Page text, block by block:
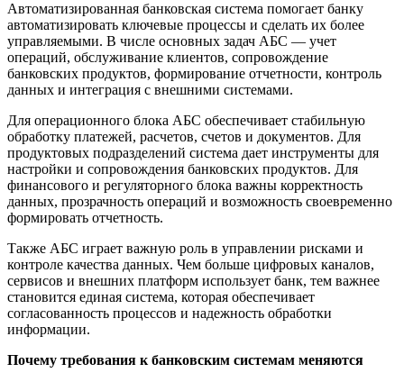
Автоматизированная банковская система помогает банку
автоматизировать ключевые процессы и сделать их более
управляемыми. В числе основных задач АБС — учет
операций, обслуживание клиентов, сопровождение
банковских продуктов, формирование отчетности, контроль
данных и интеграция с внешними системами.
Для операционного блока АБС обеспечивает стабильную
обработку платежей, расчетов, счетов и документов. Для
продуктовых подразделений система дает инструменты для
настройки и сопровождения банковских продуктов. Для
финансового и регуляторного блока важны корректность
данных, прозрачность операций и возможность своевременно
формировать отчетность.
Также АБС играет важную роль в управлении рисками и
контроле качества данных. Чем больше цифровых каналов,
сервисов и внешних платформ использует банк, тем важнее
становится единая система, которая обеспечивает
согласованность процессов и надежность обработки
информации.
Почему требования к банковским системам меняются